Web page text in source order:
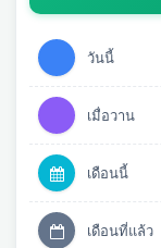
วันนี้
เมื่อวาน
เดือนนี้
เดือนที่แล้ว